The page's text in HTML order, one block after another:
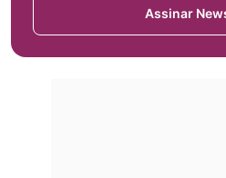
Assinar